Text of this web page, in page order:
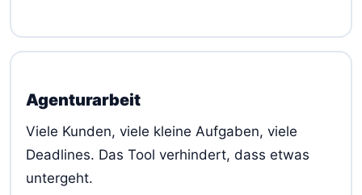
Agenturarbeit
Viele Kunden, viele kleine Aufgaben, viele
Deadlines. Das Tool verhindert, dass etwas
untergeht.